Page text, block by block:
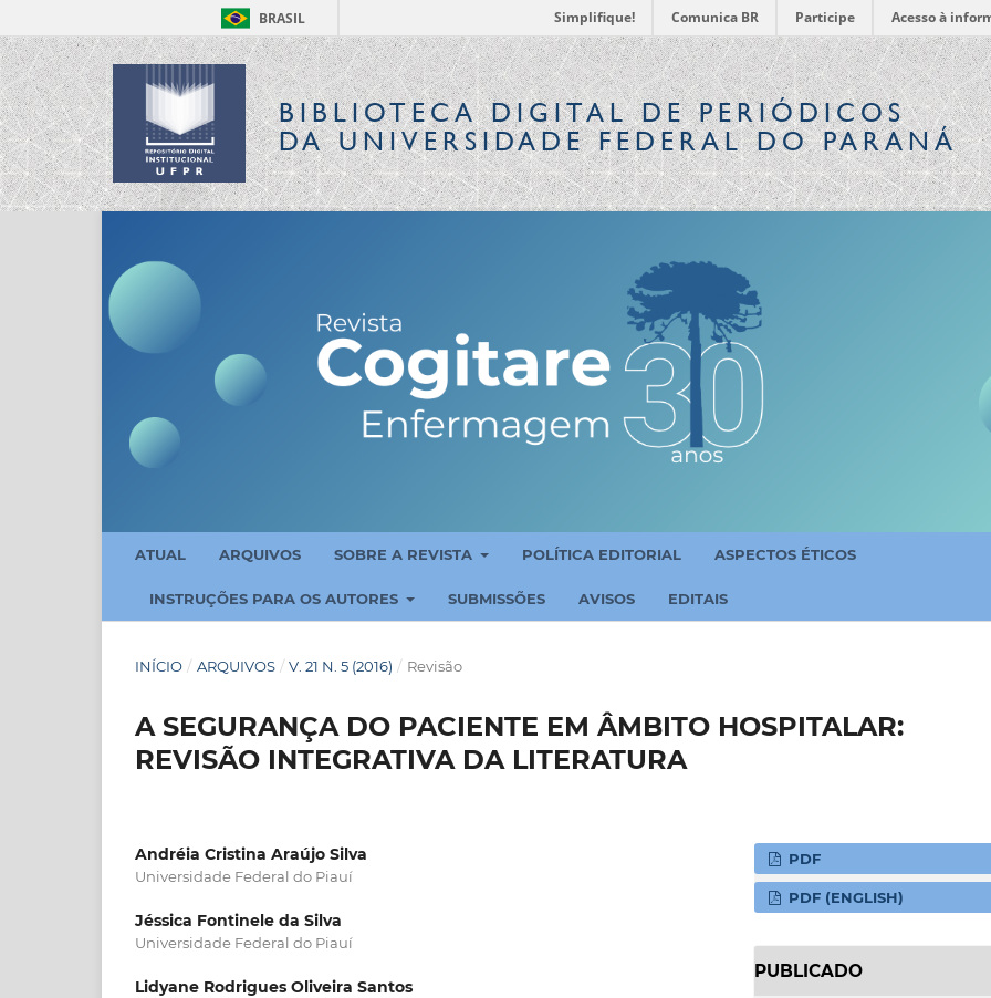
BRASIL Simplifique! Comunica BR Participe Acesso à
BIBLIOTECA DIGITALDE PERIÓDICOS
DA UNIVERSIDADE FEDERAL DO PARANÁ
ATUAL ARQUIVOS SOBRE A REVISTA POLÍTICA EDITORIAL ASPECTOS ÉTICOS
INSTRUÇÕES PARA OS AUTORES SUBMISSÕES AVISOS EDITAIS
INÍCIO / ARQUIVOS / V. 21 N. 5 (2016) / Revisão
A SEGURANÇA DO PACIENTE EM ÂMBITO HOSPITALAR:
REVISÃO INTEGRATIVA DA LITERATURA
Andréia Cristina Araújo Silva
Universidade Federal do Piauí
Jéssica Fontinele da Silva
Universidade Federal do Piauí
Lidyane Rodrigues Oliveira Santos
PDF
PDF (ENGLISH)
PUBLICADO